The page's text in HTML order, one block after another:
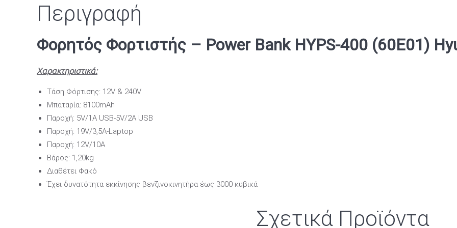
Περιγραφή
Φορητός Φορτιστής – Power Bank HYPS-400 (60E01)
Χαρακτηριστικά:
Τάση Φόρτισης: 12V & 240V
Μπαταρία: 8100mAh
Παροχή: 5V/1A USB-5V/2A USB
Παροχή: 19V/3,5Α-Laptop
Παροχή: 12V/10A
Βάρος: 1,20kg
Διαθέτει Φακό
Έχει δυνατότητα εκκίνησης βενζινοκινητήρα έως 3000 κυβικά
Σχετικά Προϊόντα